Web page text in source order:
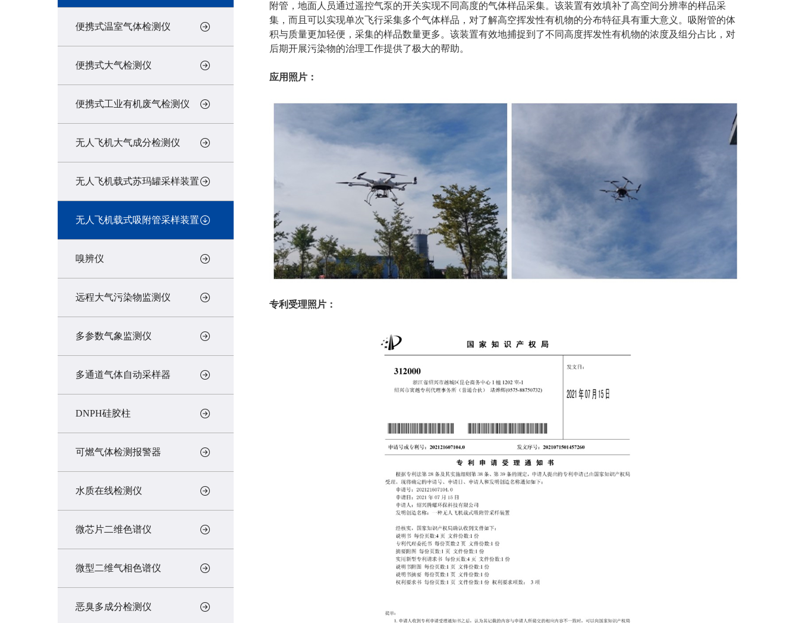
便携式温室气体检测仪
便携式大气检测仪
便携式工业有机废气检测仪
无人飞机大气成分检测仪
无人飞机载式苏玛罐采样装置
无人飞机载式吸附管采样装置
嗅辨仪
远程大气污染物监测仪
多参数气象监测仪
多通道气体自动采样器
DNPH硅胶柱
可燃气体检测报警器
水质在线检测仪
微芯片二维色谱仪
微型二维气相色谱仪
恶臭多成分检测仪
附管，地面人员通过遥控气泵的开关实现不同高度的气体样品采集。该装置有效填补了高空间分辨率的样品采
集，而且可以实现单次飞行采集多个气体样品，对了解高空挥发性有机物的分布特征具有重大意义。吸附管的体
积与质量更加轻便，采集的样品数量更多。该装置有效地捕捉到了不同高度挥发性有机物的浓度及组分占比，对
后期开展污染物的治理工作提供了极大的帮助。
应用照片：
专利受理照片：